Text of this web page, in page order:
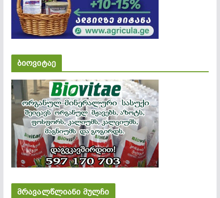
ბიოვიტაე
მრავალწლიანი მულჩი